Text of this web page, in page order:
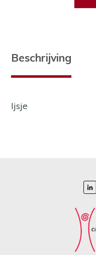
Beschrijving
Ijsje